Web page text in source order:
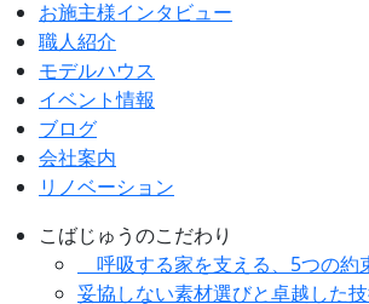
お施主様インタビュー
職人紹介
モデルハウス
イベント情報
ブログ
会社案内
リノベーション
こばじゅうのこだわり
呼吸する家を支える、5つの約
妥協しない素材選びと卓越した